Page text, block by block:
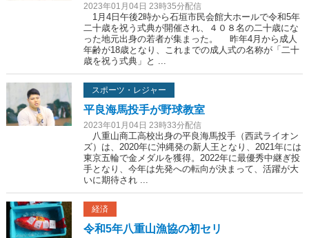
2023年01月04日 23時35分配信
1月4日午後2時から石垣市民会館大ホールで令和5年
二十歳を祝う式典が開催され、４０８名の二十歳にな
った地元出身の若者が集まった。 昨年4月から成人
年齢が18歳となり、これまでの成人式の名称が「二十
歳を祝う式典」と ...
スポーツ・レジャー
平良海馬投手が野球教室
2023年01月04日 23時33分配信
八重山商工高校出身の平良海馬投手（西武ライオン
ズ）は、2020年に沖縄発の新人王となり、2021年には
東京五輪で金メダルを獲得。2022年に最優秀中継ぎ投
手となり、今年は先発への転向が決まって、活躍が大
いに期待され ...
経済
令和5年八重山漁協の初セリ